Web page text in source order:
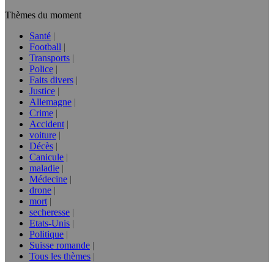
Thèmes du moment
Santé
Football
Transports
Police
Faits divers
Justice
Allemagne
Crime
Accident
voiture
Décès
Canicule
maladie
Médecine
drone
mort
secheresse
Etats-Unis
Politique
Suisse romande
Tous les thèmes